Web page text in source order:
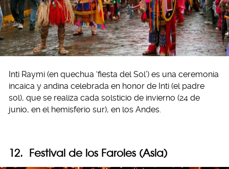
Inti Raymi (en quechua ‘fiesta del Sol’) es una ceremonia
incaica y andina celebrada en honor de Inti (el padre
sol), que se realiza cada solsticio de invierno (24 de
junio, en el hemisferio sur), en los Andes.
12. Festival de los Faroles (Asia)